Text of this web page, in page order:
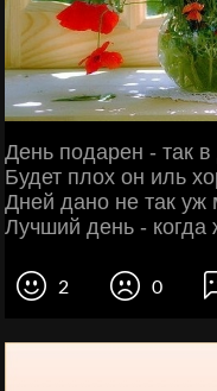
День подарен - так в
Будет плох он иль
Дней дано не так уж
Лучший день - когда
2 0